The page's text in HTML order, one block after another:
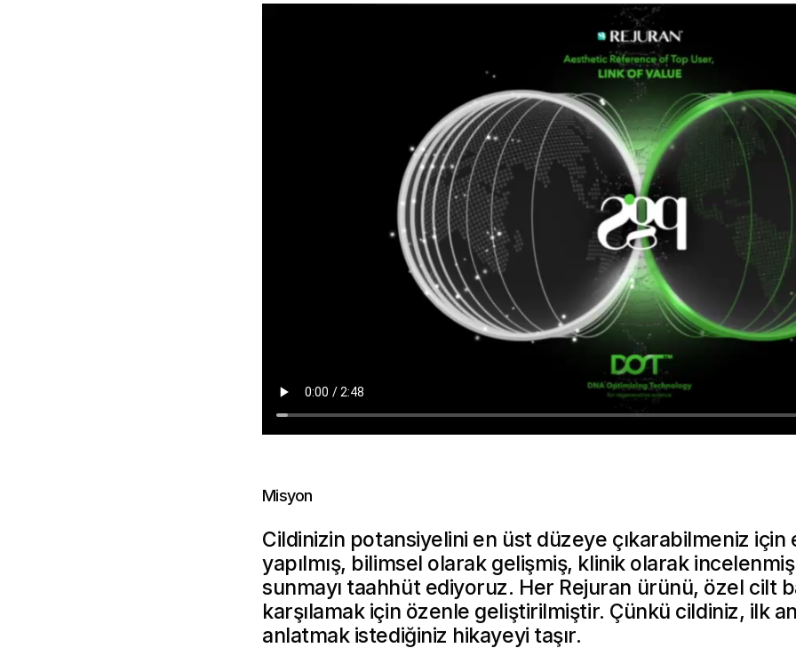
Misyon
Cildinizin potansiyelini en üst düzeye çıkarabilmeniz
yapılmış, bilimsel olarak gelişmiş, klinik olarak
sunmayı taahhüt ediyoruz. Her Rejuran ürünü, özel cilt
karşılamak için özenle geliştirilmiştir. Çünkü cildiniz, ilk
anlatmak istediğiniz hikayeyi taşır.